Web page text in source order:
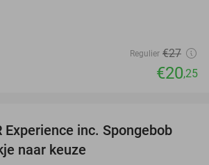
Regulier €27
€20,25
27%
Experience inc. Spongebob
naar keuze